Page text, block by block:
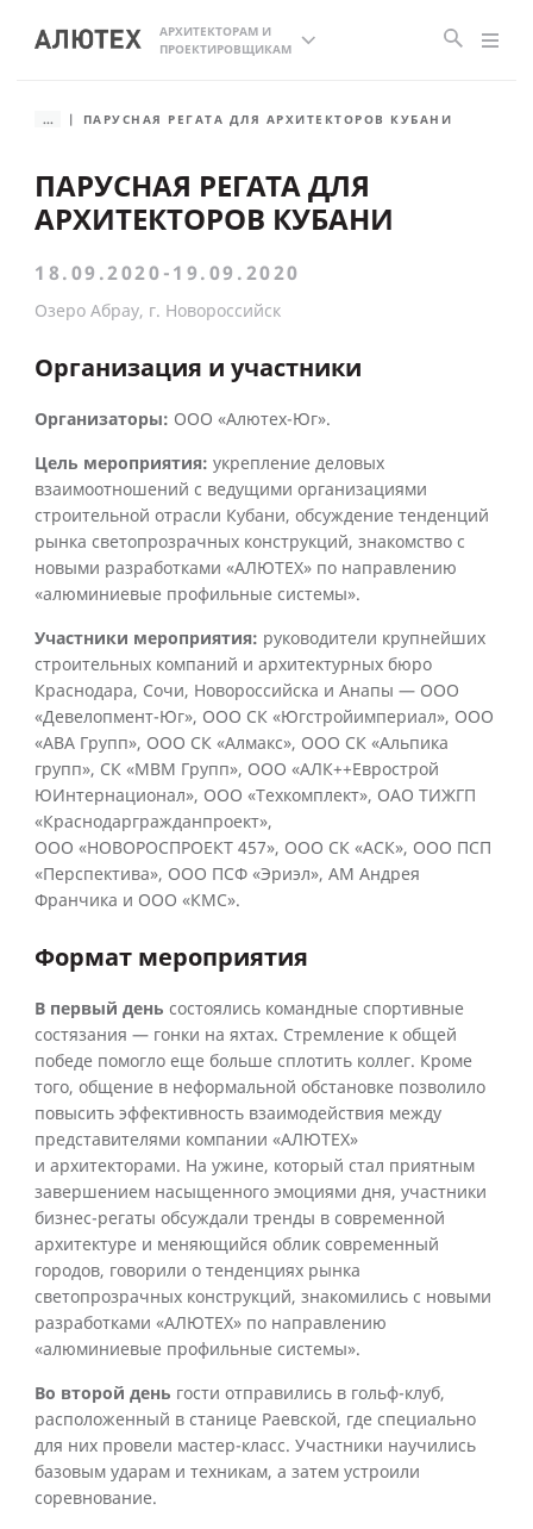
АРХИТЕКТОРАМ И
ПРОЕКТИРОВЩИКАМ
... ПАРУСНАЯ РЕГАТА ДЛЯ АРХИТЕКТОРОВ КУБАНИ
ПАРУСНАЯ РЕГАТА ДЛЯ
АРХИТЕКТОРОВ КУБАНИ
18.09.2020-19.09.2020
Озеро Абрау, г. Новороссийск
Организация и участники
Организаторы: ООО «Алютех-Юг».
Цель мероприятия: укрепление деловых
взаимоотношений с ведущими организациями
строительной отрасли Кубани, обсуждение тенденций
рынка светопрозрачных конструкций, знакомство с
новыми разработками «АЛЮТЕХ» по направлению
«алюминиевые профильные системы».
Участники мероприятия: руководители крупнейших
строительных компаний и архитектурных бюро
Краснодара, Сочи, Новороссийска и Анапы — ООО
«Девелопмент-Юг», ООО СК «Югстройимпериал», ООО
«АВА Групп», ООО СК «Алмакс», ООО СК «Альпика
групп», СК «МВМ Групп», ООО «АЛК++Еврострой
ЮИнтернационал», ООО «Техкомплект», ОАО ТИЖГП
«Краснодаргражданпроект»,
ООО «НОВОРОСПРОЕКТ 457», ООО СК «АСК», ООО ПСП
«Перспектива», ООО ПСФ «Эриэл», АМ Андрея
Франчика и ООО «КМС».
Формат мероприятия
В первый день состоялись командные спортивные
состязания — гонки на яхтах. Стремление к общей
победе помогло еще больше сплотить коллег. Кроме
того, общение в неформальной обстановке позволило
повысить эффективность взаимодействия между
представителями компании «АЛЮТЕХ»
и архитекторами. На ужине, который стал приятным
завершением насыщенного эмоциями дня, участники
бизнес-регаты обсуждали тренды в современной
архитектуре и меняющийся облик современный
городов, говорили о тенденциях рынка
светопрозрачных конструкций, знакомились с новыми
разработками «АЛЮТЕХ» по направлению
«алюминиевые профильные системы».
Во второй день гости отправились в гольф-клуб,
расположенный в станице Раевской, где специально
для них провели мастер-класс. Участники научились
базовым ударам и техникам, а затем устроили
соревнование.